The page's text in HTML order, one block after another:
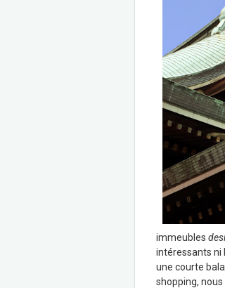
immeubles
intéressants ni
une courte
shopping,